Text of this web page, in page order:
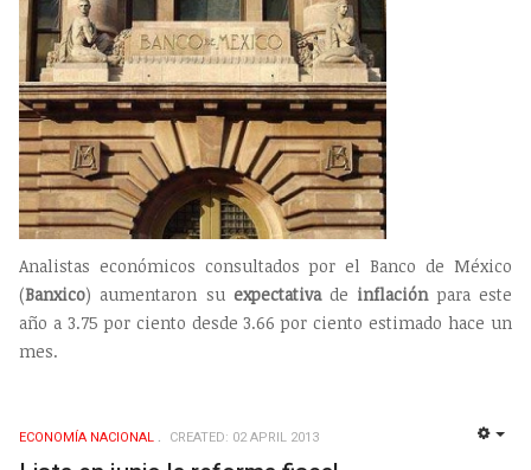
Analistas económicos consultados por el Banco de México
(Banxico) aumentaron su expectativade inflaciónpara este
año a 3.75 por ciento desde 3.66 por ciento estimado hace un
mes.
ECONOMÍ­A NACIONAL CREATED: 02 APRIL 2013